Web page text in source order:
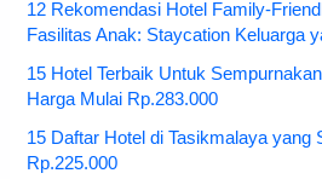
12 Rekomendasi Hotel Family-
Fasilitas Anak: Staycation Keluarga
15 Hotel Terbaik Untuk
Harga Mulai Rp.283.000
15 Daftar Hotel di Tasikmalaya yang
Rp.225.000